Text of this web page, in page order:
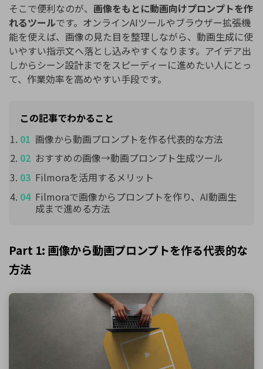
そこで便利なのが、 画像をもとに動画向けプロンプトを作
れるツールです。オンラインAIツールやブラウザー拡張機
能を使えば、画像の見た目を整理しながら、動画生成に使
いやすい指示文へ落とし込みやすくなります。アイデア出
しからシーン設計までをスピーディーに進めたい人にとっ
て、作業効率を高めやすい手段です。
この記事でわかること
画像から動画プロンプトを作る代表的な方法
おすすめの画像→動画プロンプト生成ツール
Filmoraを活用するメリット
Filmoraで画像からプロンプトを作り、AI動画生
成まで進める方法
Part 1: 画像から動画プロンプトを作る代表的な
方法